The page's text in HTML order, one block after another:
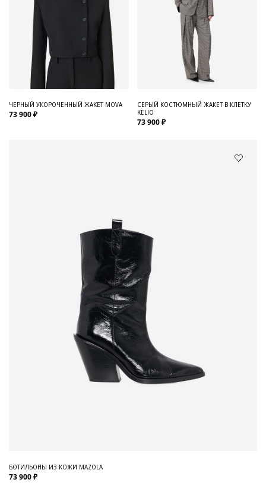
ЧЕРНЫЙ УКОРОЧЕННЫЙ ЖАКЕТ MOVA
73 900 ₽
СЕРЫЙ КОСТЮМНЫЙ ЖАКЕТ В КЛЕТКУ
KELIO
73 900 ₽
БОТИЛЬОНЫ ИЗ КОЖИ MAZOLA
73 900 ₽